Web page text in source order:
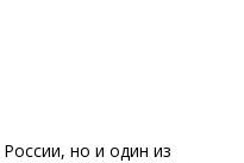
но и один из